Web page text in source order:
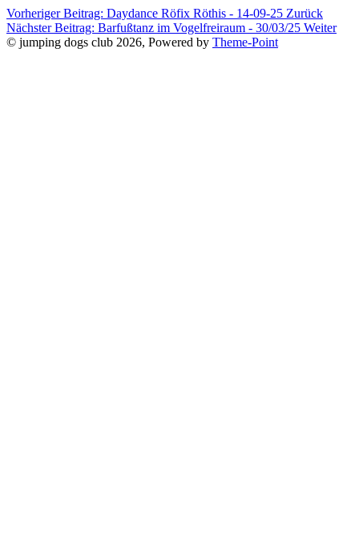
Vorheriger Beitrag: Daydance Röfix Röthis - 14-09-25 Zurück
Nächster Beitrag: Barfußtanz im Vogelfreiraum - 30/03/25 Weiter
© jumping dogs club 2026, Powered by Theme-Point